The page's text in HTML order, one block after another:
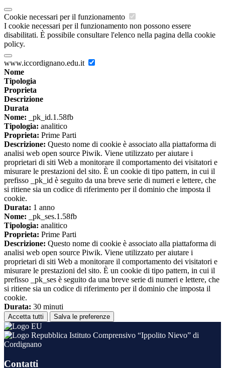
Cookie necessari per il funzionamento
I cookie necessari per il funzionamento non possono essere
disabilitati. È possibile consultare l'elenco nella pagina della cookie
policy.
www.iccordignano.edu.it
Nome
Tipologia
Proprieta
Descrizione
Durata
Nome: _pk_id.1.58fb
Tipologia: analitico
Proprieta: Prime Parti
Descrizione: Questo nome di cookie è associato alla piattaforma di
analisi web open source Piwik. Viene utilizzato per aiutare i
proprietari di siti Web a monitorare il comportamento dei visitatori e
misurare le prestazioni del sito. È un cookie di tipo pattern, in cui il
prefisso _pk_id è seguito da una breve serie di numeri e lettere, che
si ritiene sia un codice di riferimento per il dominio che imposta il
cookie.
Durata: 1 anno
Nome: _pk_ses.1.58fb
Tipologia: analitico
Proprieta: Prime Parti
Descrizione: Questo nome di cookie è associato alla piattaforma di
analisi web open source Piwik. Viene utilizzato per aiutare i
proprietari di siti Web a monitorare il comportamento dei visitatori e
misurare le prestazioni del sito. È un cookie di tipo pattern, in cui il
prefisso _pk_ses è seguito da una breve serie di numeri e lettere, che
si ritiene sia un codice di riferimento per il dominio che imposta il
cookie.
Durata: 30 minuti
Accetta tutti Salva le preferenze
Istituto Comprensivo “Ippolito Nievo” di
Cordignano
Contatti